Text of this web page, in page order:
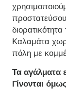
Καλαμάτα
πόλη με
Τα αγάλματα
Γίνονται